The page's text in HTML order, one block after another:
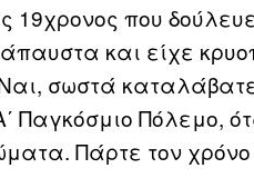
19χρονος που
και είχε
σωστά
Παγκόσμιο Πόλεμο,
Πάρτε τον χρόνο